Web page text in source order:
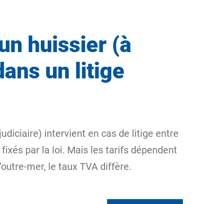
huissier (à
un litige
intervient en cas de litige entre
par la loi. Mais les tarifs dépendent
mer, le taux TVA diffère.